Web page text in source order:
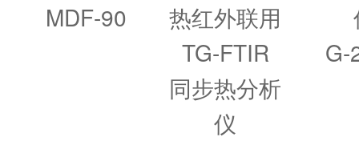
MDF-90
热红外联用
TG-FTIR
同步热分析
仪
G-